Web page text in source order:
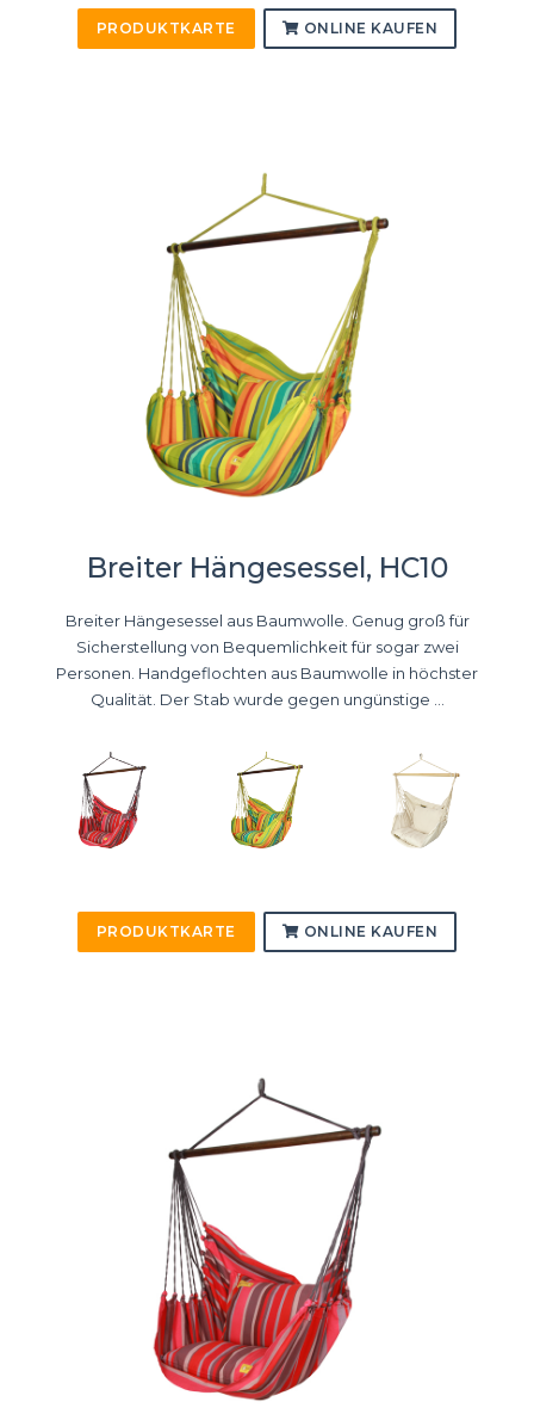
PRODUKTKARTE ONLINE KAUFEN
Breiter Hängesessel, HC10
Breiter Hängesessel aus Baumwolle. Genug groß für
Sicherstellung von Bequemlichkeit für sogar zwei
Personen. Handgeflochten aus Baumwolle in höchster
Qualität. Der Stab wurde gegen ungünstige ...
PRODUKTKARTE ONLINE KAUFEN